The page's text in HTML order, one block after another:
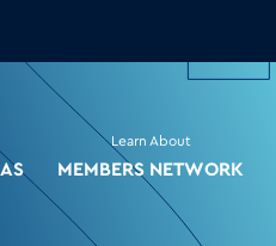
Learn About
MEMBERS NETWORK